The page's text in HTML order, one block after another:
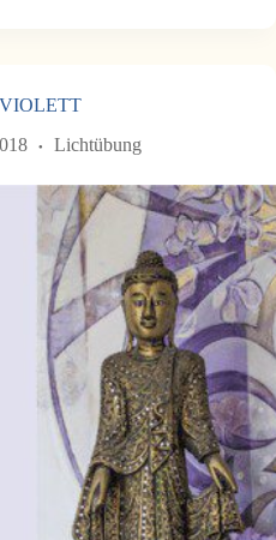
VIOLETT
Lichtübung